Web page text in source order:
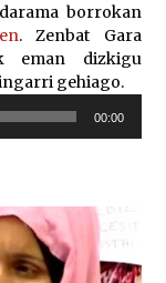
borrokan
. Zenbat Gara
eman dizkigu
gehiago.
00:00